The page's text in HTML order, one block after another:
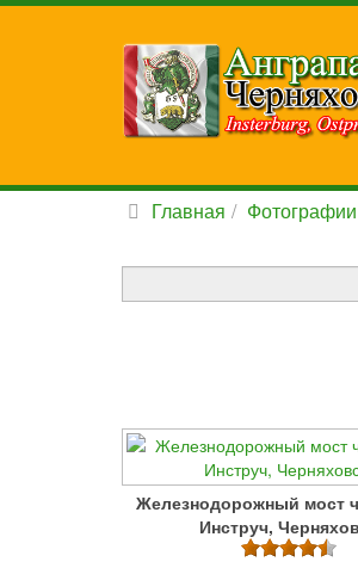
Главная Фотографии
Железнодорожный мост
Инструч,